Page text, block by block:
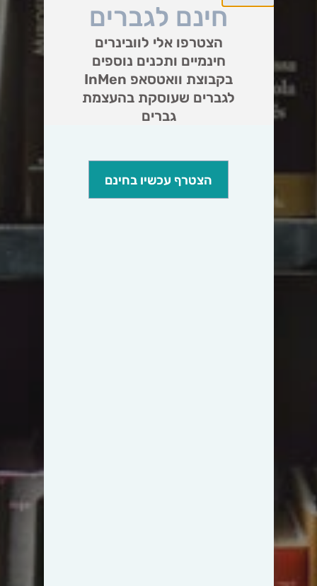
חינם לגברים
הצטרפו אלי לוובינרים
חינמיים ותכנים נוספים
בקבוצת וואטסאפ InMen
לגברים שעוסקת בהעצמת
גברים
הצטרף עכשיו בחינם